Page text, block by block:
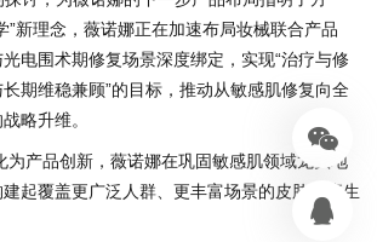
”新理念，薇诺娜正在加速布局妆械联合产品
电围术期修复场景深度绑定，实现“治疗与修
期维稳兼顾”的目标，推动从敏感肌修复向全
略升维。
为产品创新，薇诺娜在巩固敏感肌领域龙头地
起覆盖更广泛人群、更丰富场景的皮肤健康生